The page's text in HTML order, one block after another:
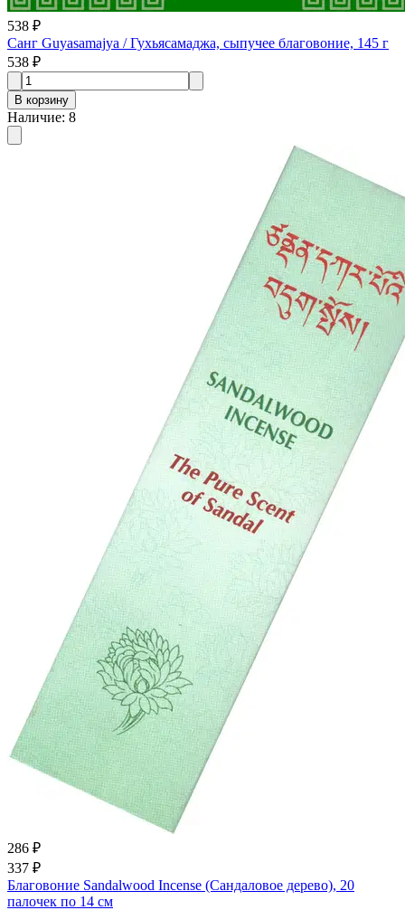
538 ₽
Санг Guyasamajya / Гухьясамаджа, сыпучее благовоние, 145 г
538 ₽
В корзину
Наличие: 8
286 ₽
337 ₽
Благовоние Sandalwood Incense (Сандаловое дерево), 20
палочек по 14 см